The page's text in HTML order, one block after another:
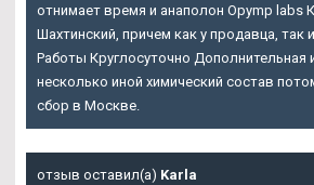
отнимает время и анаполон Opymp labs
Шахтинский, причем как у продавца, так
Работы Круглосуточно Дополнительная
несколько иной химический состав
сбор в Москве.
отзыв оставил(а) Karla